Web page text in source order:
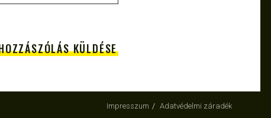
Impresszum Adatvédelmi záradék